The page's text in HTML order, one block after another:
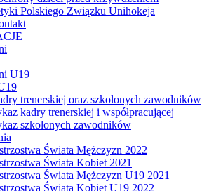
Polskiego Związku Unihokeja
U19
trenerskiej oraz szkolonych zawodników
kadry trenerskiej i współpracującej
szkolonych zawodników
Świata Mężczyzn 2022
Świata Kobiet 2021
Świata Mężczyzn U19 2021
Świata Kobiet U19 2022